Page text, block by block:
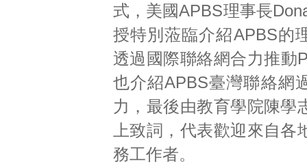
式，美國APBS理事長
授特別蒞臨介紹APBS的
透過國際聯絡網合力推動
也介紹APBS臺灣聯絡網
力，最後由教育學院陳學
上致詞，代表歡迎來自各
務工作者。